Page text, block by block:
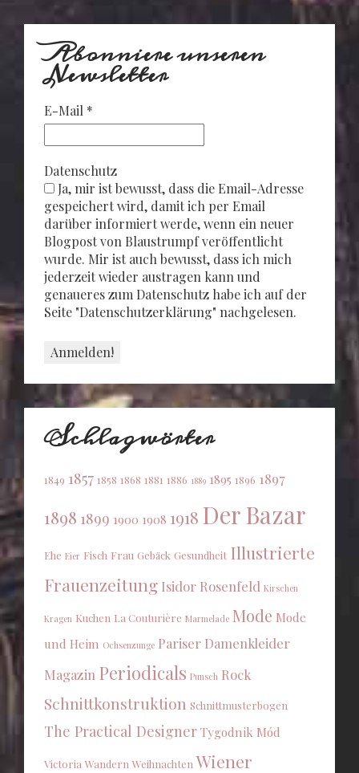
Abonniere unseren
Newsletter
E-Mail *
Datenschutz
Ja, mir ist bewusst, dass die Email-Adresse
gespeichert wird, damit ich per Email
darüber informiert werde, wenn ein neuer
Blogpost von Blaustrumpf veröffentlicht
wurde. Mir ist auch bewusst, dass ich mich
jederzeit wieder austragen kann und
genaueres zum Datenschutz habe ich auf der
Seite "Datenschutzerklärung" nachgelesen.
Schlagwörter
1849 1857 1858 1868 1881 1886 1889 1895 1896 1897
1898 1899 1900 1908 1918 Der Bazar
Ehe Eier Fisch Frau Gebäck Gesundheit Illustrierte
Frauenzeitung Isidor Rosenfeld Kirschen
Kragen Kuchen La Couturière Marmelade Mode Mode
und Heim Ochsenzunge Pariser Damenkleider
Magazin Periodicals Punsch Rock
Schnittkonstruktion Schnittmusterbogen
The Practical Designer Tygodnik Mód
Victoria Wandern Weihnachten Wiener